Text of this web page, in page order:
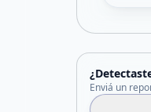
Enviá un